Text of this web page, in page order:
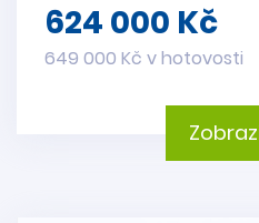
624 000 Kč
649 000 Kč v hotovosti